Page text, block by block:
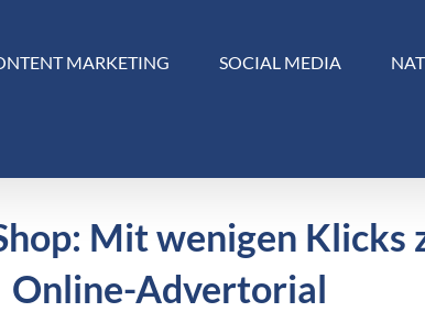
MARKETING SOCIAL MEDIA
Mit wenigen Klicks
Online-Advertorial